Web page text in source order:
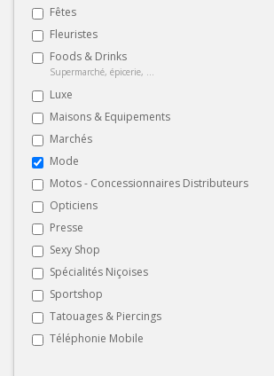
Fêtes
Fleuristes
Foods & Drinks
Supermarché, épicerie, ...
Luxe
Maisons & Equipements
Marchés
Mode
Motos - Concessionnaires Distributeurs
Opticiens
Presse
Sexy Shop
Spécialités Niçoises
Sportshop
Tatouages & Piercings
Téléphonie Mobile